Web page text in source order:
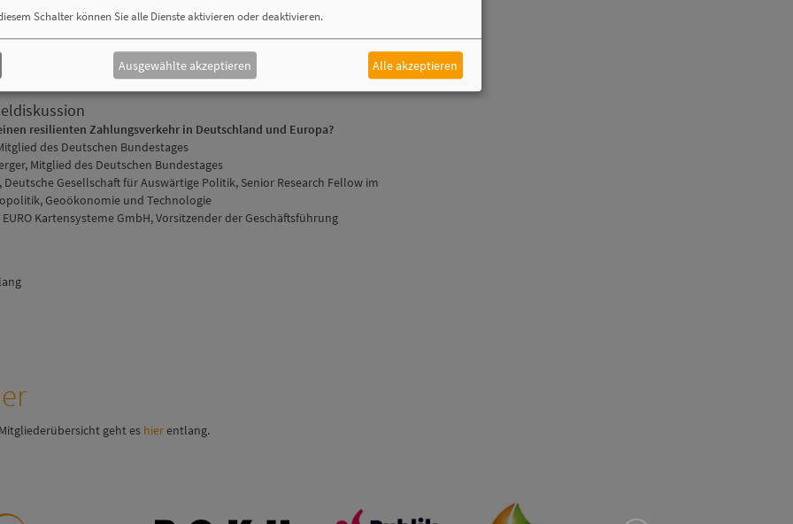
Zahlungssysteme als Baustein für europäische digitale Souveränität
Bundesverband der Deutschen Volksbanken und Raiffeisenbanken e.V.,
resilienten Zahlungsverkehr in Deutschland und Europa?
des Deutschen Bundestages
Mitglied des Deutschen Bundestages
Deutsche Gesellschaft für Auswärtige Politik, Senior Research Fellow im
Geoökonomie und Technologie
Kartensysteme GmbH, Vorsitzender der Geschäftsführung
geht es hierentlang.
Schalter können Sie alle Dienste aktivieren oder deaktivieren.
Ausgewählte akzeptieren Alle akzeptieren